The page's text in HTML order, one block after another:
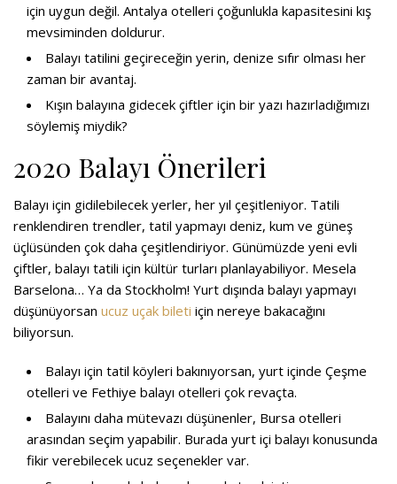
için uygun değil. Antalya otelleri çoğunlukla kapasitesini kış
mevsiminden doldurur.
Balayı tatilini geçireceğin yerin, denize sıfır olması her
zaman bir avantaj.
Kışın balayına gidecek çiftler için bir yazı hazırladığımızı
söylemiş miydik?
2020 Balayı Önerileri
Balayı için gidilebilecek yerler, her yıl çeşitleniyor. Tatili
renklendiren trendler, tatil yapmayı deniz, kum ve güneş
üçlüsünden çok daha çeşitlendiriyor. Günümüzde yeni evli
çiftler, balayı tatili için kültür turları planlayabiliyor. Mesela
Barselona… Ya da Stockholm! Yurt dışında balayı yapmayı
düşünüyorsan ucuz uçak bileti için nereye bakacağını
biliyorsun.
Balayı için tatil köyleri bakınıyorsan, yurt içinde Çeşme
otelleri ve Fethiye balayı otelleri çok revaçta.
Balayını daha mütevazı düşünenler, Bursa otelleri
arasından seçim yapabilir. Burada yurt içi balayı konusunda
fikir verebilecek ucuz seçenekler var.